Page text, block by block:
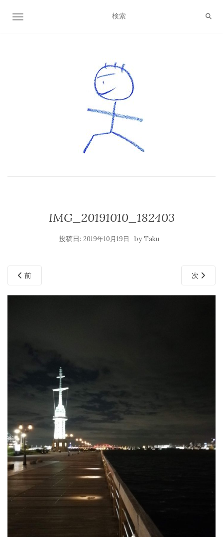
ナビゲーション切り替え
IMG_20191010_182403
投稿日: 2019年10月19日 byTaku
前 次